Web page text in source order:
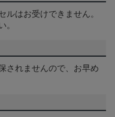
ルはお受けできません。
。
されませんので、お早め